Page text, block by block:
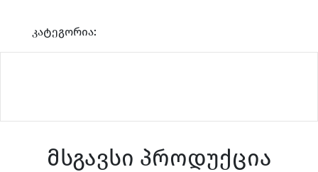
კატეგორია:
მსგავსი პროდუქცია